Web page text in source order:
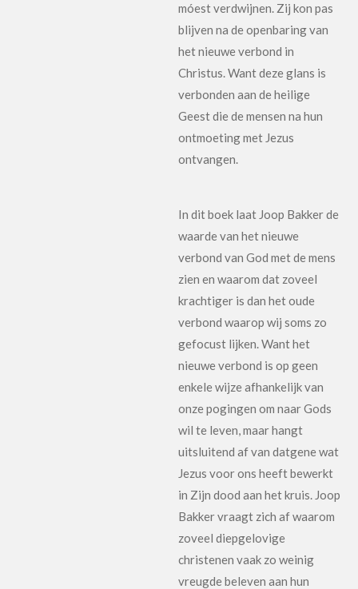
móest verdwijnen. Zij kon pas
blijven na de openbaring van
het nieuwe verbond in
Christus. Want deze glans is
verbonden aan de heilige
Geest die de mensen na hun
ontmoeting met Jezus
ontvangen.
In dit boek laat Joop Bakker de
waarde van het nieuwe
verbond van God met de mens
zien en waarom dat zoveel
krachtiger is dan het oude
verbond waarop wij soms zo
gefocust lijken. Want het
nieuwe verbond is op geen
enkele wijze afhankelijk van
onze pogingen om naar Gods
wil te leven, maar hangt
uitsluitend af van datgene wat
Jezus voor ons heeft bewerkt
in Zijn dood aan het kruis. Joop
Bakker vraagt zich af waarom
zoveel diepgelovige
christenen vaak zo weinig
vreugde beleven aan hun